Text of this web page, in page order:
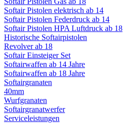
Softair Pistolen elektrisch ab 14
Softair Pistolen Federdruck ab 14
Softair Pistolen HPA Luftdruck ab 18
Historische Softairpistolen
Revolver ab 18
Softair Einsteiger Set
Softairwaffen ab 14 Jahre
Softairwaffen ab 18 Jahre
Softairgranaten
40mm
Wurfgranaten
Softairgranatwerfer
Serviceleistungen